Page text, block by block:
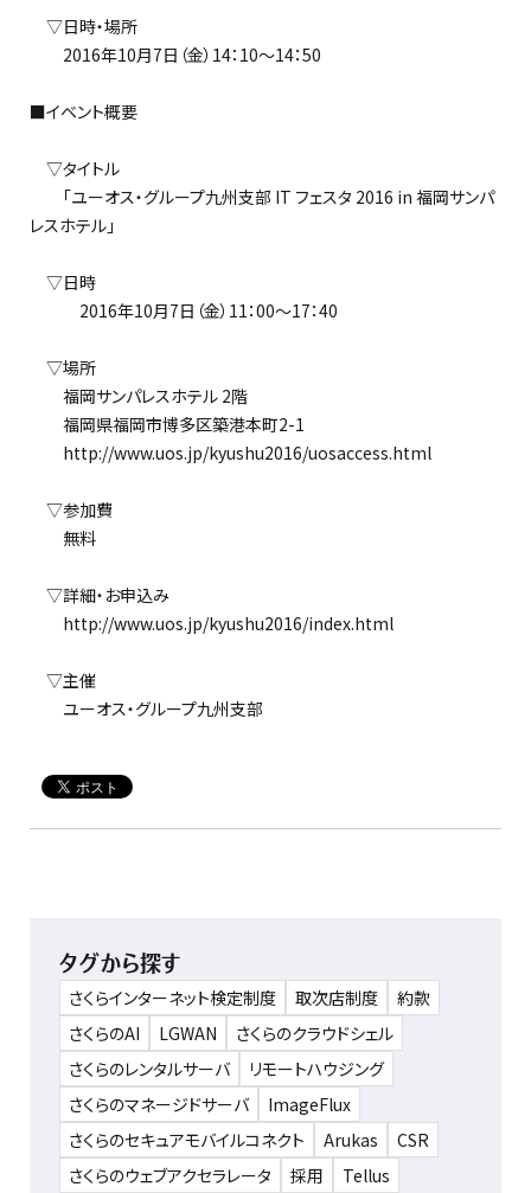
▽日時・場所
2016年10月7日（金）14：10～14：50
■イベント概要
▽タイトル
「ユーオス・グループ九州支部 IT フェスタ 2016 in 福岡サンパ
レスホテル」
▽日時
2016年10月7日（金）11：00～17：40
▽場所
福岡サンパレスホテル 2階
福岡県福岡市博多区築港本町2-1
http://www.uos.jp/kyushu2016/uosaccess.html
▽参加費
無料
▽詳細・お申込み
http://www.uos.jp/kyushu2016/index.html
▽主催
ユーオス・グループ九州支部
タグから探す
さくらインターネット検定制度 取次店制度
約款
さくらのAI
LGWAN
さくらのクラウドシェル
さくらのレンタルサーバ
リモートハウジング
さくらのマネージドサーバ
ImageFlux
さくらのセキュアモバイルコネクト
Arukas
CSR
さくらのウェブアクセラレータ
採用
Tellus